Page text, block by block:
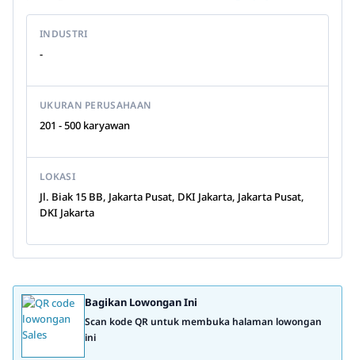
INDUSTRI
-
UKURAN PERUSAHAAN
201 - 500 karyawan
LOKASI
Jl. Biak 15 BB, Jakarta Pusat, DKI Jakarta, Jakarta Pusat,
DKI Jakarta
Bagikan Lowongan Ini
Scan kode QR untuk membuka halaman lowongan
ini